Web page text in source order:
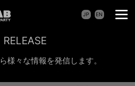
JP EN
RELEASE
様々な情報を発信します。